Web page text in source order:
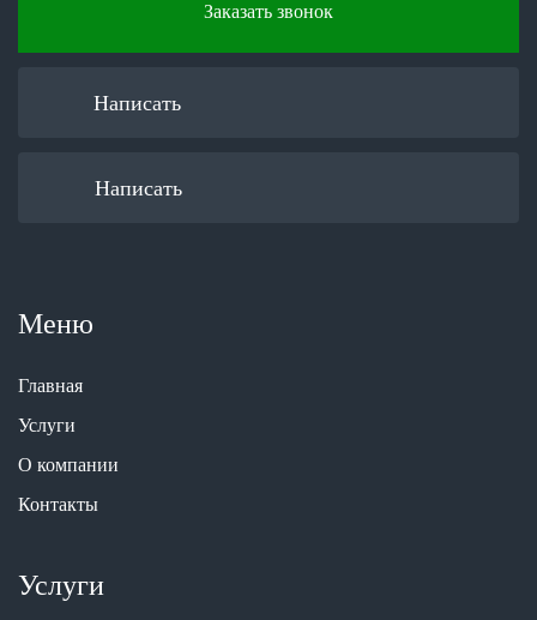
Заказать звонок
Написать
Написать
Меню
Главная
Услуги
О компании
Контакты
Услуги